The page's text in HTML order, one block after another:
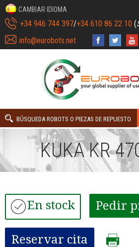
CAMBIAR IDIOMA
+34 946 744 397/+34 610 86 22 10 (
info@eurobots.net
BÚSQUEDA ROBOTS O PIEZAS DE REPUESTO
KUKA KR
En stock Pedir
Reservar cita